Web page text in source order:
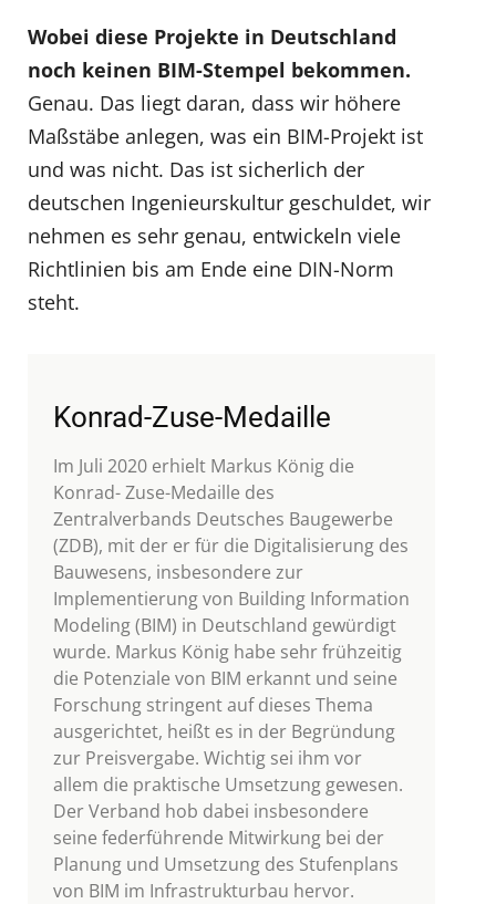
Wobei diese Projekte in Deutschland
noch keinen BIM-Stempel bekommen.
Genau. Das liegt daran, dass wir höhere
Maßstäbe anlegen, was ein BIM-Projekt ist
und was nicht. Das ist sicherlich der
deutschen Ingenieurskultur geschuldet, wir
nehmen es sehr genau, entwickeln viele
Richtlinien bis am Ende eine DIN-Norm
steht.
Konrad-Zuse-Medaille
Im Juli 2020 erhielt Markus König die
Konrad- Zuse-Medaille des
Zentralverbands Deutsches Baugewerbe
(ZDB), mit der er für die Digitalisierung des
Bauwesens, insbesondere zur
Implementierung von Building Information
Modeling (BIM) in Deutschland gewürdigt
wurde. Markus König habe sehr frühzeitig
die Potenziale von BIM erkannt und seine
Forschung stringent auf dieses Thema
ausgerichtet, heißt es in der Begründung
zur Preisvergabe. Wichtig sei ihm vor
allem die praktische Umsetzung gewesen.
Der Verband hob dabei insbesondere
seine federführende Mitwirkung bei der
Planung und Umsetzung des Stufenplans
von BIM im Infrastrukturbau hervor.